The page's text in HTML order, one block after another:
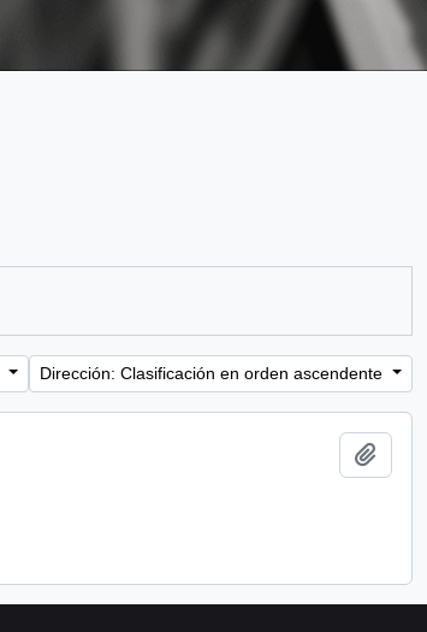
Dirección: Clasificación en orden ascendente